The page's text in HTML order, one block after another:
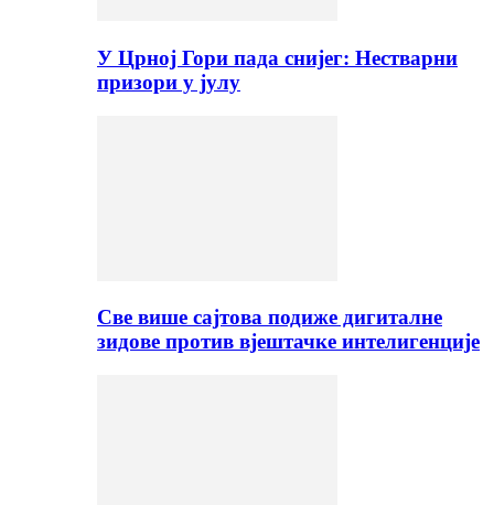
У Црној Гори пада снијег: Нестварни
призори у јулу
Све више сајтова подиже дигиталне
зидове против вјештачке интелигенције